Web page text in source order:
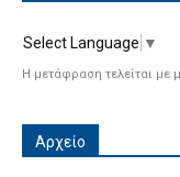
Select Language ▼
Η μετάφραση τελείται με
Αρχείο